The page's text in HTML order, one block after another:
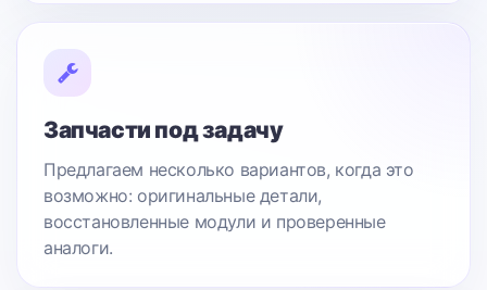
Запчасти под задачу
Предлагаем несколько вариантов, когда это
возможно: оригинальные детали,
восстановленные модули и проверенные
аналоги.